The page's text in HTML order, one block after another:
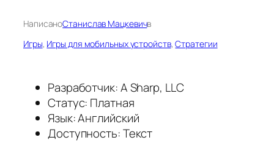
НаписаноСтанислав Мацкевичв
Игры, Игры для мобильных устройств, Стратегии
Разработчик: A Sharp, LLC
Статус: Платная
Язык: Английский
Доступность: Текст